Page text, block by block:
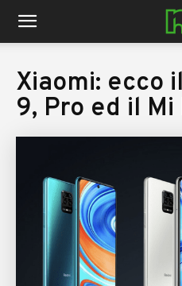
nerdhub.it
Xiaomi: ecco
9, Pro ed il